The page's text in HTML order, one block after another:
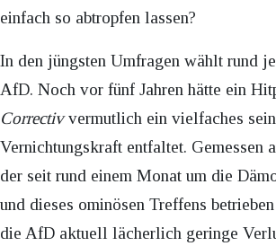
einfach so abtropfen lassen?
In den jüngsten Umfragen wählt rund
AfD. Noch vor fünf Jahren hätte ein
Correctivvermutlich ein vielfaches
Vernichtungskraft entfaltet. Gemessen
der seit rund einem Monat um die
und dieses ominösen Treffens
die AfD aktuell lächerlich geringe